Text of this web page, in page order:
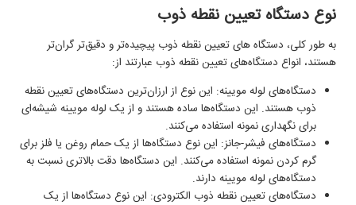
نوع دستگاه تعیین نقطه ذوب
به طور کلی، دستگاه‌ های تعیین نقطه ذوب پیچیده‌تر و دقیق‌تر گران‌تر
هستند،‌ انواع دستگاه‌های تعیین نقطه ذوب عبارتند از:
دستگاه‌های لوله مویینه: این نوع از ارزان‌ترین دستگاه‌های تعیین نقطه
ذوب هستند. این دستگاه‌ها ساده هستند و از یک لوله مویینه شیشه‌ای
برای نگهداری نمونه استفاده می‌کنند.
دستگاه‌های فیشر-جانز: این نوع دستگاه‌ها از یک حمام روغن یا فلز برای
گرم کردن نمونه استفاده می‌کنند. این دستگاه‌ها دقت بالاتری نسبت به
دستگاه‌های لوله مویینه دارند.
دستگاه‌‌های تعیین نقطه ذوب الکترودی: این نوع دستگاه‌ها از یک